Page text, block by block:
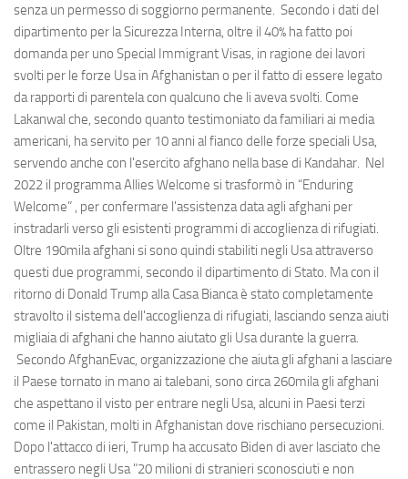
senza un permesso di soggiorno permanente. Secondo i dati del
dipartimento per la Sicurezza Interna, oltre il 40% ha fatto poi
domanda per uno Special Immigrant Visas, in ragione dei lavori
svolti per le forze Usa in Afghanistan o per il fatto di essere legato
da rapporti di parentela con qualcuno che li aveva svolti. Come
Lakanwal che, secondo quanto testimoniato da familiari ai media
americani, ha servito per 10 anni al fianco delle forze speciali Usa,
servendo anche con l'esercito afghano nella base di Kandahar. Nel
2022 il programma Allies Welcome si trasformò in “Enduring
Welcome” , per confermare l'assistenza data agli afghani per
instradarli verso gli esistenti programmi di accoglienza di rifugiati.
Oltre 190mila afghani si sono quindi stabiliti negli Usa attraverso
questi due programmi, secondo il dipartimento di Stato. Ma con il
ritorno di Donald Trump alla Casa Bianca è stato completamente
stravolto il sistema dell'accoglienza di rifugiati, lasciando senza aiuti
migliaia di afghani che hanno aiutato gli Usa durante la guerra.
Secondo AfghanEvac, organizzazione che aiuta gli afghani a lasciare
il Paese tornato in mano ai talebani, sono circa 260mila gli afghani
che aspettano il visto per entrare negli Usa, alcuni in Paesi terzi
come il Pakistan, molti in Afghanistan dove rischiano persecuzioni.
Dopo l'attacco di ieri, Trump ha accusato Biden di aver lasciato che
entrassero negli Usa "20 milioni di stranieri sconosciuti e non